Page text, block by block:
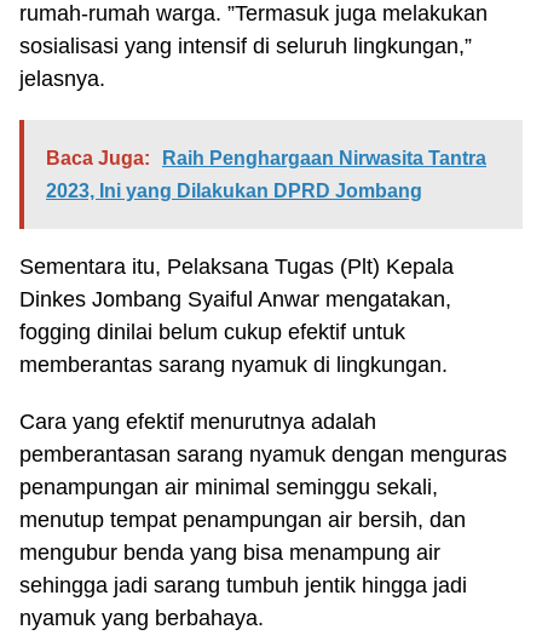
rumah-rumah warga. ”Termasuk juga melakukan
sosialisasi yang intensif di seluruh lingkungan,”
jelasnya.
Baca Juga:
Raih Penghargaan Nirwasita Tantra
2023, Ini yang Dilakukan DPRD Jombang
Sementara itu, Pelaksana Tugas (Plt) Kepala
Dinkes Jombang Syaiful Anwar mengatakan,
fogging dinilai belum cukup efektif untuk
memberantas sarang nyamuk di lingkungan.
Cara yang efektif menurutnya adalah
pemberantasan sarang nyamuk dengan menguras
penampungan air minimal seminggu sekali,
menutup tempat penampungan air bersih, dan
mengubur benda yang bisa menampung air
sehingga jadi sarang tumbuh jentik hingga jadi
nyamuk yang berbahaya.